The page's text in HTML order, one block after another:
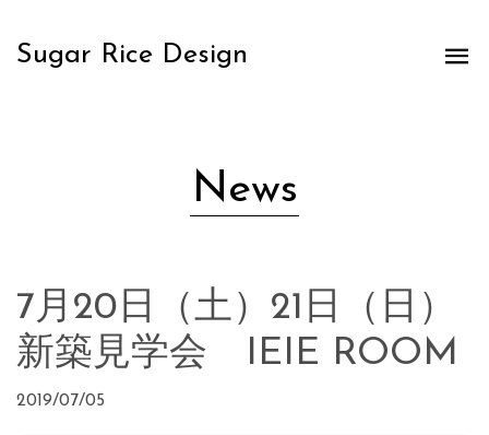
Sugar Rice Design
News
7月20日（土）21日（日）
新築見学会 IEIE ROOM
2019/07/05